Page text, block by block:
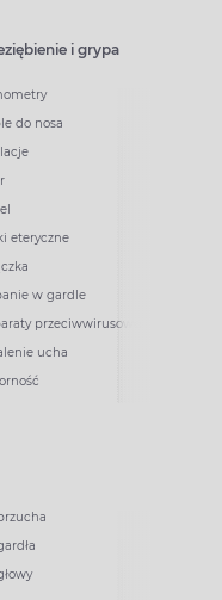
i grypa
do nosa
eteryczne
w gardle
przeciwwirusowe
ucha